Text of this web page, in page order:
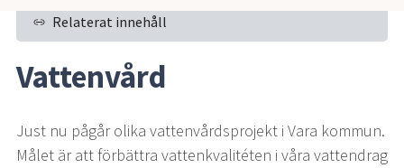
Relaterat innehåll
Vattenvård
Just nu pågår olika vattenvårdsprojekt i Vara kommun.
Målet är att förbättra vattenkvalitéten i våra vattendrag